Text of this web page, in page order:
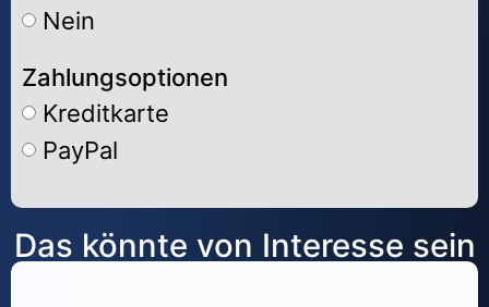
Nein
Zahlungsoptionen
Kreditkarte
PayPal
Alternative:
Das könnte von Interesse sein